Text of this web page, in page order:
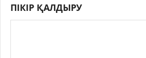
ПІКІР ҚАЛДЫРУ